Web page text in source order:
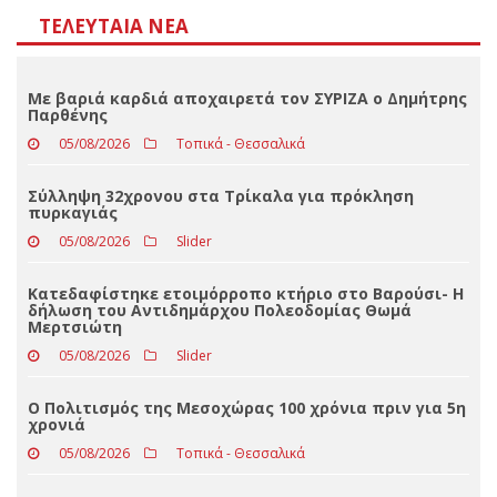
ΤΕΛΕΥΤΑΊΑ ΝΈΑ
Με βαριά καρδιά αποχαιρετά τον ΣΥΡΙΖΑ ο Δημήτρης
Παρθένης
05/08/2026 Τοπικά - Θεσσαλικά
Σύλληψη 32χρονου στα Τρίκαλα για πρόκληση
πυρκαγιάς
05/08/2026
δήλωση του Αντιδημάρχου Πολεοδομίας Θωμά
Μερτσιώτη
05/08/2026 Slider